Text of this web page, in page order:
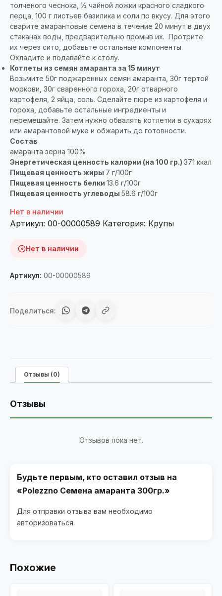
толченого чеснока, ½ чайной ложки красного сладкого
перца, 100 г листьев базилика и соли по вкусу. Для этого
сварите амарантовые семена в течение 20 минут в двух
стаканах воды, предварительно промыв их. Протрите
их через сито, добавьте остальные компоненты.
Охладите и подавайте к столу.
Котлеты из семян амаранта за 15 минут
Возьмите 50г поджаренных семян амаранта, 30г тертой
моркови, 30г сваренного гороха, 20г отварного
картофеля, 2 яйца, соль. Сделайте пюре из картофеля и
гороха, добавьте остальные ингредиенты и
перемешайте. Затем нужно обвалять котлетки в сухарях
или амарантовой муке и обжарить до готовности.
Состав
амаранта зерна 100%
Энергетическая ценность калории (на 100 гр.) 371 ккал
Пищевая ценность жиры 7 г/100г
Пищевая ценность белки 13.6 г/100г
Пищевая ценность углеводы 58.6 г/100г
Нет в наличии
Артикул: 00-00000589 Категория: Крупы
Нет в наличии
Артикул: 00-00000589
Поделиться:
Отзывы (0)
Отзывы
Отзывов пока нет.
Будьте первым, кто оставил отзыв на
«Polezzno Семена амаранта 300гр.»
Для отправки отзыва вам необходимо
авторизоваться.
Похожие